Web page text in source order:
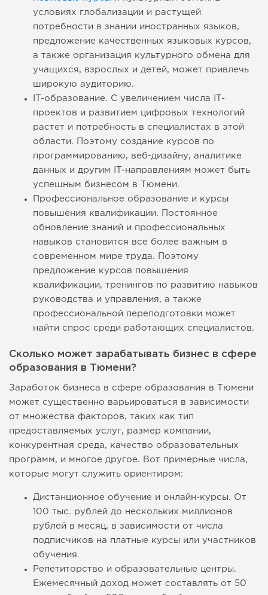
условиях глобализации и растущей
потребности в знании иностранных языков,
предложение качественных языковых курсов,
а также организация культурного обмена для
учащихся, взрослых и детей, может привлечь
широкую аудиторию.
IT-образование. С увеличением числа IT-
проектов и развитием цифровых технологий
растет и потребность в специалистах в этой
области. Поэтому создание курсов по
программированию, веб-дизайну, аналитике
данных и другим IT-направлениям может быть
успешным бизнесом в Тюмени.
Профессиональное образование и курсы
повышения квалификации. Постоянное
обновление знаний и профессиональных
навыков становится все более важным в
современном мире труда. Поэтому
предложение курсов повышения
квалификации, тренингов по развитию навыков
руководства и управления, а также
профессиональной переподготовки может
найти спрос среди работающих специалистов.
Сколько может зарабатывать бизнес в сфере
образования в Тюмени?
Заработок бизнеса в сфере образования в Тюмени
может существенно варьироваться в зависимости
от множества факторов, таких как тип
предоставляемых услуг, размер компании,
конкурентная среда, качество образовательных
программ, и многое другое. Вот примерные числа,
которые могут служить ориентиром:
Дистанционное обучение и онлайн-курсы. От
100 тыс. рублей до нескольких миллионов
рублей в месяц, в зависимости от числа
подписчиков на платные курсы или участников
обучения.
Репетиторство и образовательные центры.
Ежемесячный доход может составлять от 50